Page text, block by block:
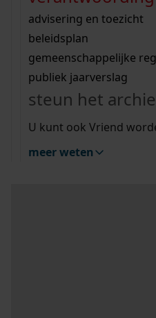
bouwvergunningen
omgevingsvergunningen
vergunningen
beeld en geluid
uitleg nodig?
Wij helpen u op weg
bekijk alle zoektips
Wij helpen u op weg
bekijk alle zoektips
bekijk ons
advisering en toezicht
beleidsplan
gemeenschappelijke
publiek jaarverslag
steun het
U kunt ook Vriend
meer weten
Mijn Studiezaal (inloggen)